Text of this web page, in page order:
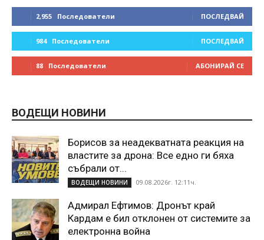
2,955 Последователи ПОСЛЕДВАЙ
984 Последователи ПОСЛЕДВАЙ
88 Последователи АБОНИРАЙ СЕ
ВОДЕЩИ НОВИНИ
Борисов за неадекватната реакция на
властите за дрона: Все едно ги бяха
събрали от...
ВОДЕЩИ НОВИНИ 09.08.2026г. 12:11ч.
Адмирал Ефтимов: Дронът край
Кардам е бил отклонен от системите за
електронна война